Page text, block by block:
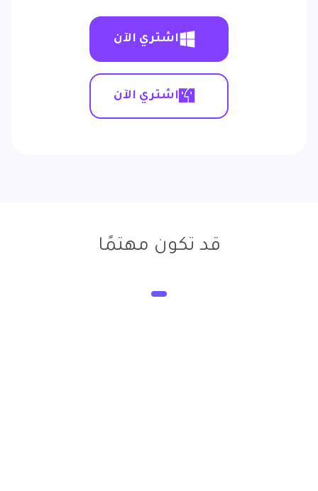
اشتري الآن
اشتري الآن
قد تكون مهتمًا